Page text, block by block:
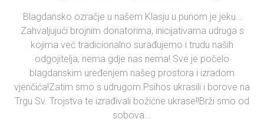
Blagdansko ozračje u našem Klasju u punom je jeku…
Zahvaljujući brojnim donatorima, inicijativama udruga s
kojima već tradicionalno surađujemo i trudu naših
odgojitelja, nema gdje nas nema! Sve je počelo
blagdanskim uređenjem našeg prostora i izradom
vjenčića!Zatim smo s udrugom Psihos ukrasili i borove na
Trgu Sv. Trojstva te izrađivali božićne ukrase!!Brži smo od
sobova...